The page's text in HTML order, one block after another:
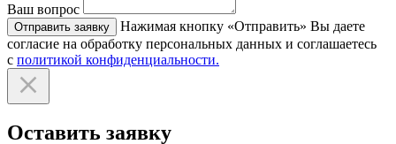
Ваш вопрос
Отправить заявку
Нажимая кнопку «Отправить» Вы даете
согласие на обработку персональных данных и соглашаетесь
с политикой конфиденциальности.
Оставить заявку